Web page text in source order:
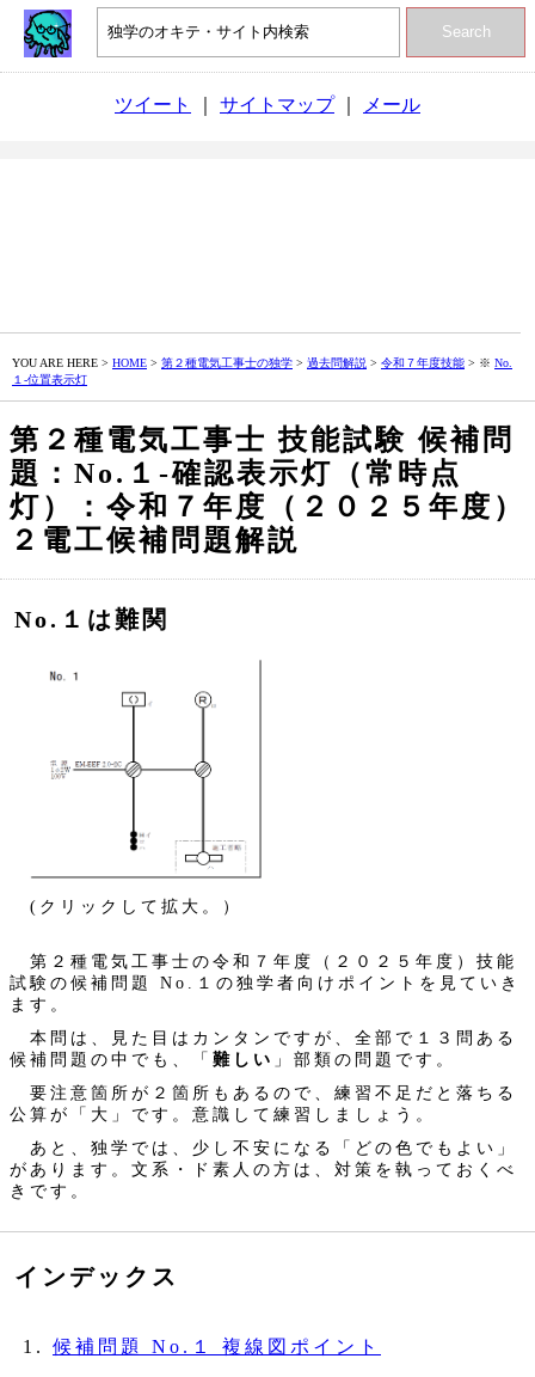
Search
ツイート サイトマップ｜ メール
YOU ARE HERE > HOME > 第２種電気工事士の独学 > 過去問解説 > 令和７年度技能 > ※ No.
１‐位置表示灯
第２種電気工事士 技能試験 候補問
題：No.１‐確認表示灯（常時点
灯）：令和７年度（２０２５年度）
２電工候補問題解説
No.１は難関
(クリックして拡大。）
第２種電気工事士の令和７年度（２０２５年度）技能
試験の候補問題 No.１の独学者向けポイントを見ていき
ます。
本問は、見た目はカンタンですが、全部で１３問ある
候補問題の中でも、「 難しい 」部類の問題です。
要注意箇所が２箇所もあるので、練習不足だと落ちる
公算が「大」です。意識して練習しましょう。
あと、独学では、少し不安になる「どの色でもよい」
があります。文系・ド素人の方は、対策を執っておくべ
きです。
インデックス
候補問題 No.１ 複線図ポイント